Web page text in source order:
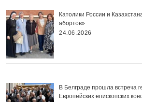
Католики России и
абортов»
24.06.2026
В Белграде прошла встреча
Европейских епископских